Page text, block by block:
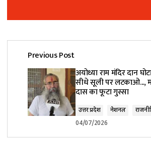
Your email address will not be
Comment*
Previous Post
अयोध्या राम मंदिर दान
सीधे सूली पर लटकाओ...,
दास का फूटा गुस्सा
उत्तर प्रदेश नेशनल
04/07/2026